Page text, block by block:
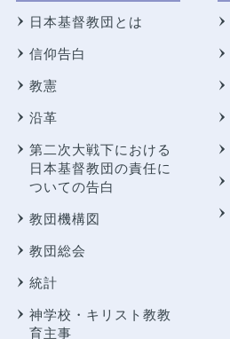
日本基督教団とは
信仰告白
教憲
沿革
第二次大戦下における
日本基督教団の責任に
ついての告白
教団機構図
教団総会
統計
神学校・キリスト教教
育主事